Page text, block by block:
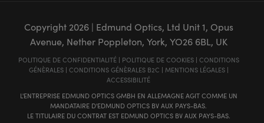
Copyright 2026| Edmund Optics, Ltd Unit 1, Opus
Avenue, Nether Poppleton, York, YO26 6BL, UK
POLITIQUE DE CONFIDENTIALITÉ| POLITIQUE DE COOKIES| CONDITIONS
GÉNÈRALES| CONDITIONS GÉNÈRALES B2C | MENTIONS LÉGALES|
ACCESSIBILITÉ
L'ENTREPRISE EDMUND OPTICS GMBH EN ALLEMAGNE AGIT COMME UN
MANDATAIRE D'EDMUND OPTICS BV AUX PAYS-BAS.
LE TITULAIRE DU CONTRAT EST EDMUND OPTICS BV AUX PAYS-BAS.